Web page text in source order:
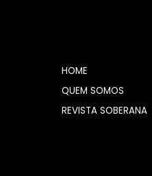
HOME
QUEM SOMOS
REVISTA SOBERANA